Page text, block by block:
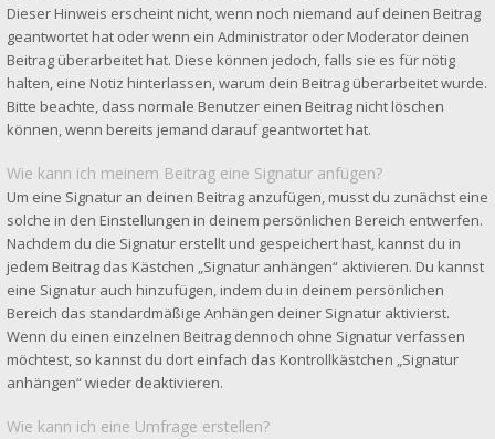
Dieser Hinweis erscheint nicht, wenn noch niemand auf deinen Beitrag
geantwortet hat oder wenn ein Administrator oder Moderator deinen
Beitrag überarbeitet hat. Diese können jedoch, falls sie es für nötig
halten, eine Notiz hinterlassen, warum dein Beitrag überarbeitet wurde.
Bitte beachte, dass normale Benutzer einen Beitrag nicht löschen
können, wenn bereits jemand darauf geantwortet hat.
Wie kann ich meinem Beitrag eine Signatur anfügen?
Um eine Signatur an deinen Beitrag anzufügen, musst du zunächst eine
solche in den Einstellungen in deinem persönlichen Bereich entwerfen.
Nachdem du die Signatur erstellt und gespeichert hast, kannst du in
jedem Beitrag das Kästchen „Signatur anhängen“ aktivieren. Du kannst
eine Signatur auch hinzufügen, indem du in deinem persönlichen
Bereich das standardmäßige Anhängen deiner Signatur aktivierst.
Wenn du einen einzelnen Beitrag dennoch ohne Signatur verfassen
möchtest, so kannst du dort einfach das Kontrollkästchen „Signatur
anhängen“ wieder deaktivieren.
Wie kann ich eine Umfrage erstellen?